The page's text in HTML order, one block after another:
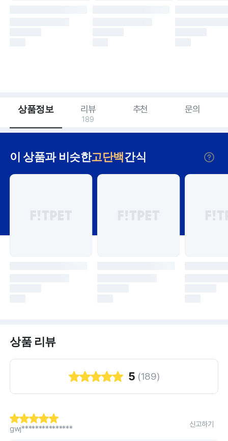
상품정보 리뷰
189
추천 문의
이 상품과 비슷한고단백간식
상품 리뷰
5 (189)
gwj***************
신고하기